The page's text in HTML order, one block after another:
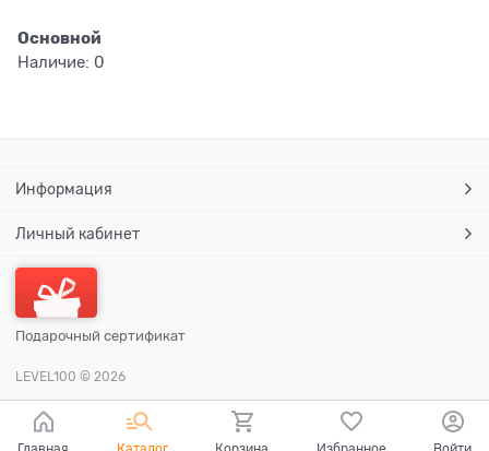
Основной
Наличие: 0
Информация
Личный кабинет
Подарочный сертификат
LEVEL100 © 2026